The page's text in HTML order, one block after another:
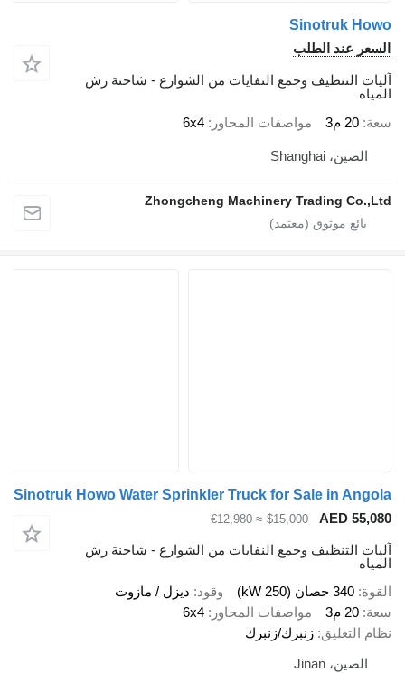
Sinotruk Howo
السعر عند الطلب
آليات التنظيف وجمع النفايات من الشوارع - شاحنة رش
المياه
سعة 20 م3 مواصفات المحاور 6x4
الصين، Shanghai
Zhongcheng Machinery Trading Co.,Ltd
Sinotruk Howo Water Sprinkler Truck for Sale in Angola
AED 55,080
$15,000
≈ €12,980
آليات التنظيف وجمع النفايات من الشوارع - شاحنة رش
المياه
القوة 340 حصان (250 kW) وقود ديزل / مازوت
سعة 20 م3 مواصفات المحاور
6x4
نظام التعليق زنبرك/زنبرك
الصين، Jinan